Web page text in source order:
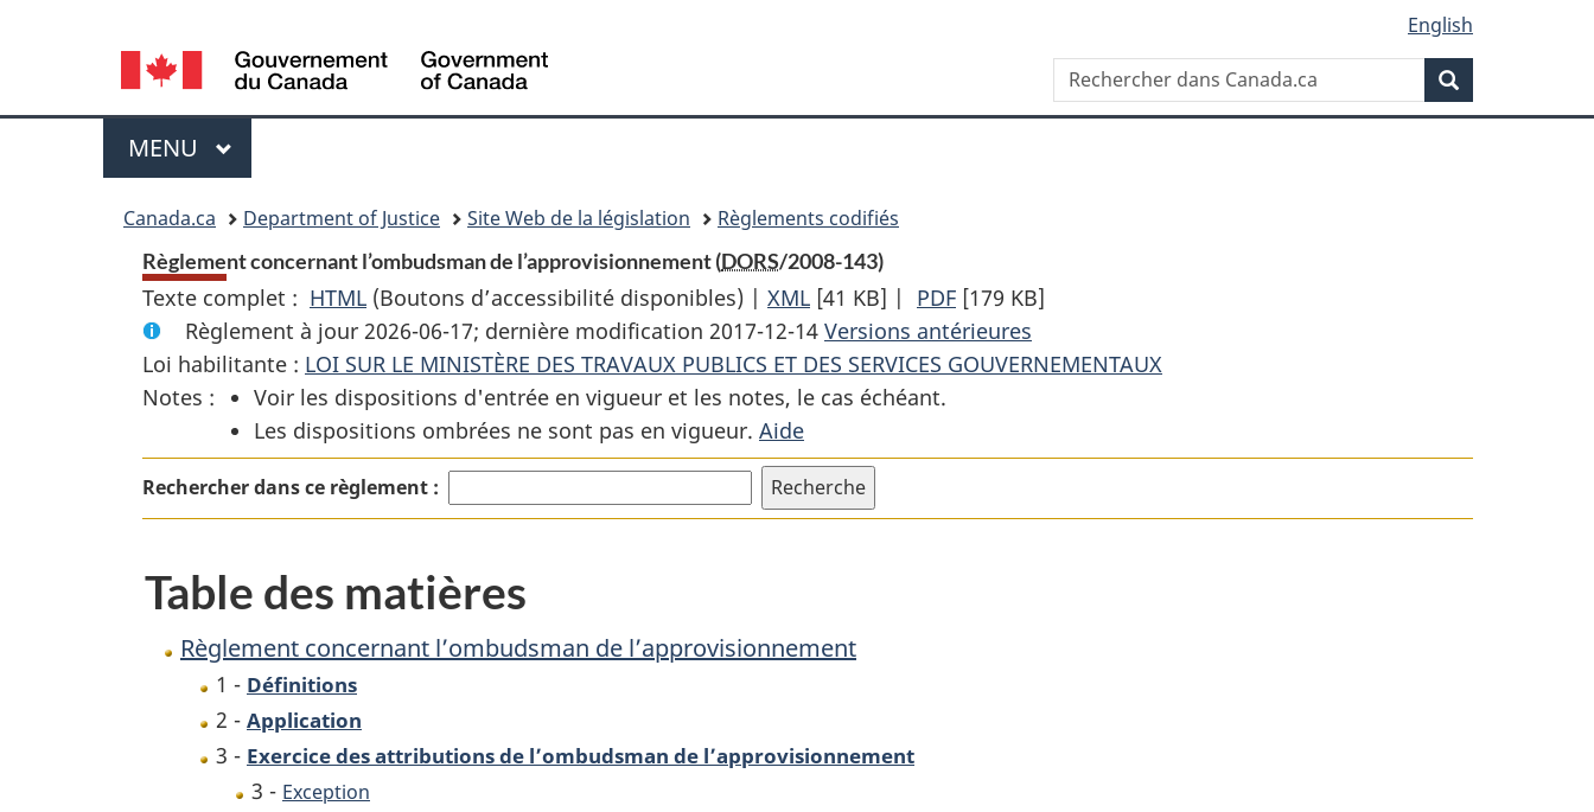
principal
À
site
version
Language
selection
English
Rechercher
dans
Canada.ca
Menu
MENU PRINCIPAL
Canada.ca Department of Justice Site Web de la législation
Règlements codifiés
Règlement concernant l’ombudsman de l’approvisionnement (DORS/2008-143)
Texte complet : HTML Texte
complet
:
Règlement
concernant
l’ombudsman
de
(Boutons d’accessibilité disponibles) | XML Texte
complet
:
Règlement
l’ombudsman
de
[41 KB] | PDF Texte
complet
:
l’ombudsman
[179 KB]
Règlement à jour 2026-06-17; dernière modification 2017-12-14 Versions antérieures
Loi habilitante : LOI SUR LE MINISTÈRE DES TRAVAUX PUBLICS ET DES SERVICES GOUVERNEMENTAUX
Notes :
Voir les dispositions d'entrée en vigueur et les notes, le cas échéant.
Les dispositions ombrées ne sont pas en vigueur. Aide
Rechercher dans ce règlement :
Table des matières
Règlement concernant l’ombudsman de l’approvisionnement
1 - Définitions
2 - Application
3 - Exercice des attributions de l’ombudsman de l’approvisionnement
3 - Exception